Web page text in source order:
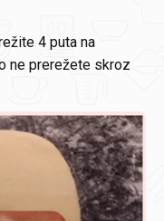
4 puta na
ne prerežete skroz